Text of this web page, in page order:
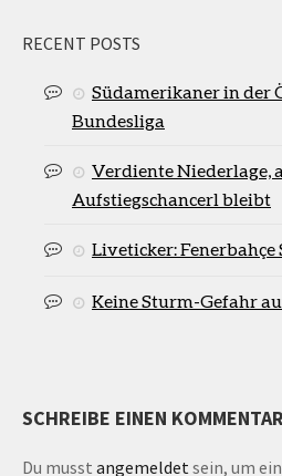
RECENT POSTS
Südamerikaner in der
Bundesliga
Verdiente Niederlage,
Aufstiegschancerl bleibt
Liveticker: Fenerbahçe
Keine Sturm-Gefahr
SCHREIBE EINEN KOMMENTAR
Du musst angemeldet sein, um